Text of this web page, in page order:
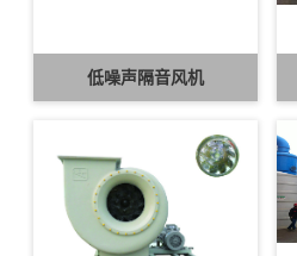
低噪声隔音风机